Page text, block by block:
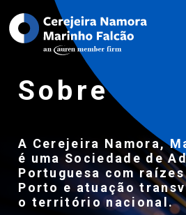
Sobre
A Cerejeira Namora,
é uma Sociedade de
Portuguesa com
Porto e atuação
o território nacional.